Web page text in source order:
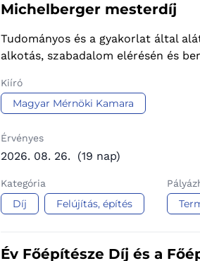
Michelberger mesterdíj
Tudományos és a gyakorlat által
alkotás, szabadalom elérésén és
Kiíró
Magyar Mérnöki Kamara
Érvényes
2026. 08. 26. (19 nap)
Kategória
Díj Felújítás, építés
Év Főépítésze Díj és a